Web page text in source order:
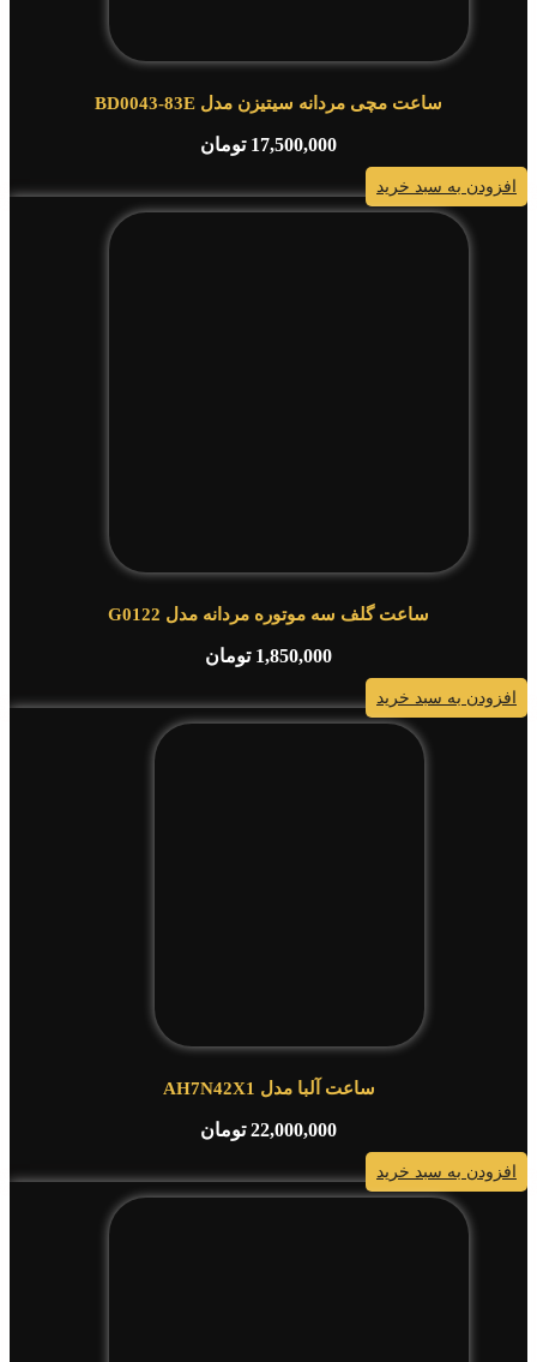
ساعت مچی مردانه سیتیزن مدل BD0043-83E
17,500,000 تومان
افزودن به سبد خرید
ساعت گلف سه موتوره مردانه مدل G0122
1,850,000 تومان
افزودن به سبد خرید
ساعت آلبا مدل AH7N42X1
22,000,000 تومان
افزودن به سبد خرید